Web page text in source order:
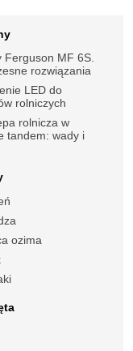
Ferguson MF 6S.
rozwiązania
LED do
rolniczych
rolnicza w
tandem: wady i
ozima